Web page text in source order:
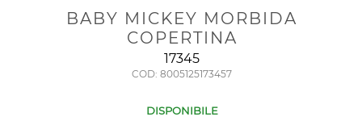
BABY MICKEY MORBIDA
COPERTINA
17345
COD: 8005125173457
DISPONIBILE